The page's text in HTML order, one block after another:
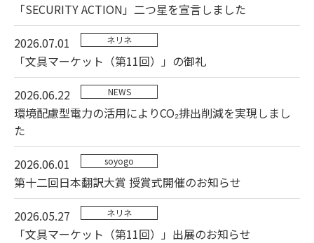
「SECURITY ACTION」二つ星を宣言しました
2026.07.01
ネリネ
「文具マーケット（第11回）」の御礼
2026.06.22
NEWS
環境配慮型電力の活用によりCO₂排出削減を実現しまし
た
2026.06.01
soyogo
第十二回日本翻訳大賞 授賞式開催のお知らせ
2026.05.27
ネリネ
「文具マーケット（第11回）」出展のお知らせ